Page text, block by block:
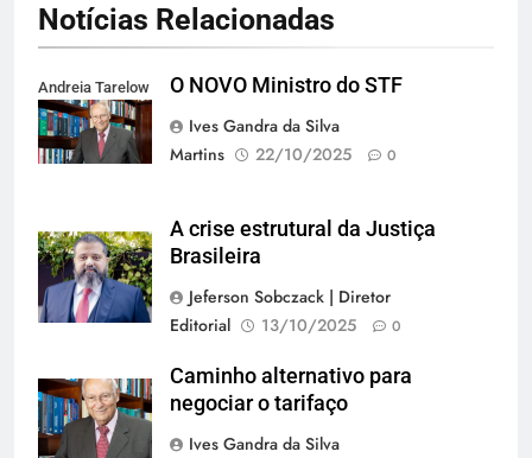
Notícias Relacionadas
Andreia Tarelow
O NOVO Ministro do STF
Ives Gandra da Silva
Martins
22/10/2025 0
A crise estrutural da Justiça
Brasileira
Jeferson Sobczack | Diretor
Editorial
13/10/2025 0
Caminho alternativo para
negociar o tarifaço
Ives Gandra da Silva